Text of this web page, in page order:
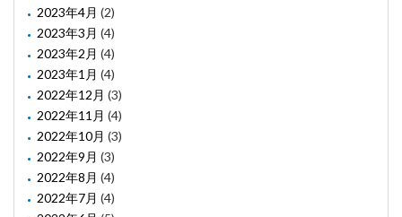
2023年4月 (2)
2023年3月 (4)
2023年2月 (4)
2023年1月 (4)
2022年12月 (3)
2022年11月 (4)
2022年10月 (3)
2022年9月 (3)
2022年8月 (4)
2022年7月 (4)